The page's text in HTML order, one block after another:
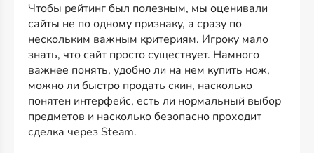
Чтобы рейтинг был полезным, мы оценивали
сайты не по одному признаку, а сразу по
нескольким важным критериям. Игроку мало
знать, что сайт просто существует. Намного
важнее понять, удобно ли на нем купить нож,
можно ли быстро продать скин, насколько
понятен интерфейс, есть ли нормальный выбор
предметов и насколько безопасно проходит
сделка через Steam.